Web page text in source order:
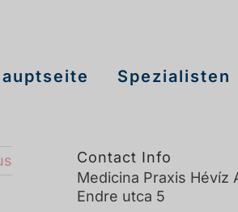
Spezialisten
Contact Info
Medicina Praxis Hévíz
Endre utca 5